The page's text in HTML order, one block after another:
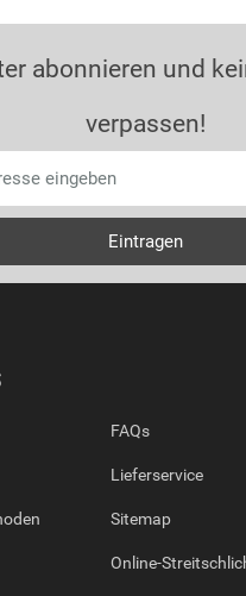
abonnieren und
verpassen!
FAQs
Lieferservice
Sitemap
Online-